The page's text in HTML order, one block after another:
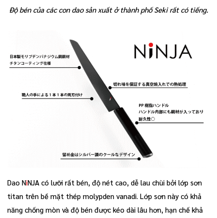
Độ bén của các con dao sản xuất ở thành phố Seki rất có tiếng.
Dao NiNJA có lưỡi rất bén, độ nét cao, dễ lau chùi bởi lớp sơn
titan trên bề mặt thép molypden vanadi. Lớp sơn này có khả
năng chống mòn và độ bén được kéo dài lâu hơn, hạn chế khả